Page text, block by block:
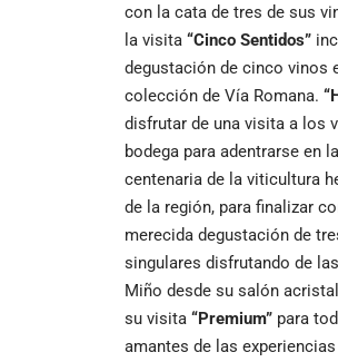
con la cata de tres de sus
la visita “Cinco Sentidos”
degustación de cinco vinos
colección de Vía Romana.
disfrutar de una visita a los
bodega para adentrarse en
centenaria de la viticultura
de la región, para finalizar
merecida degustación de
singulares disfrutando de
Miño desde su salón
su visita “Premium” para
amantes de las